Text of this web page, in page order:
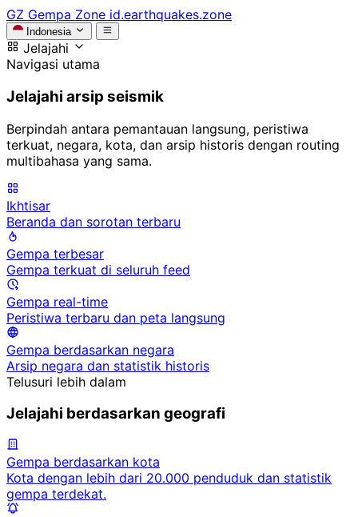
GZ Gempa Zone id.earthquakes.zone
Indonesia
Jelajahi
Navigasi utama
Jelajahi arsip seismik
Berpindah antara pemantauan langsung, peristiwa
terkuat, negara, kota, dan arsip historis dengan routing
multibahasa yang sama.
Ikhtisar
Beranda dan sorotan terbaru
Gempa terbesar
Gempa terkuat di seluruh feed
Gempa real-time
Peristiwa terbaru dan peta langsung
Gempa berdasarkan negara
Arsip negara dan statistik historis
Telusuri lebih dalam
Jelajahi berdasarkan geografi
Gempa berdasarkan kota
Kota dengan lebih dari 20.000 penduduk dan statistik
gempa terdekat.